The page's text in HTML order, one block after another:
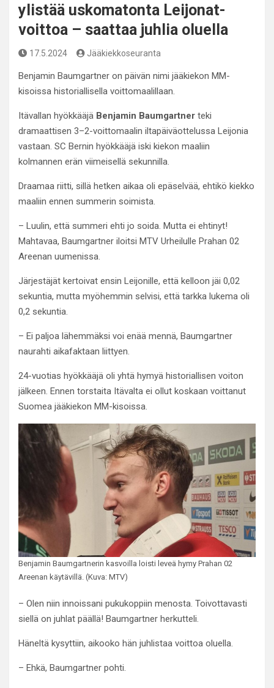
ylistää uskomatonta Leijonat-
voittoa – saattaa juhlia oluella
17.5.2024 Jääkiekkoseuranta
Benjamin Baumgartner on päivän nimi jääkiekon MM-
kisoissa historiallisella voittomaalillaan.
Itävallan hyökkääjä Benjamin Baumgartner teki
dramaattisen 3–2-voittomaalin iltapäiväottelussa Leijonia
vastaan. SC Bernin hyökkääjä iski kiekon maaliin
kolmannen erän viimeisellä sekunnilla.
Draamaa riitti, sillä hetken aikaa oli epäselvää, ehtikö kiekko
maaliin ennen summerin soimista.
– Luulin, että summeri ehti jo soida. Mutta ei ehtinyt!
Mahtavaa, Baumgartner iloitsi MTV Urheilulle Prahan 02
Areenan uumenissa.
Järjestäjät kertoivat ensin Leijonille, että kelloon jäi 0,02
sekuntia, mutta myöhemmin selvisi, että tarkka lukema oli
0,2 sekuntia.
– Ei paljoa lähemmäksi voi enää mennä, Baumgartner
naurahti aikafaktaan liittyen.
24-vuotias hyökkääjä oli yhtä hymyä historiallisen voiton
jälkeen. Ennen torstaita Itävalta ei ollut koskaan voittanut
Suomea jääkiekon MM-kisoissa.
Benjamin Baumgartnerin kasvoilla loisti leveä hymy Prahan 02
Areenan käytävillä. (Kuva: MTV)
– Olen niin innoissani pukukoppiin menosta. Toivottavasti
siellä on juhlat päällä! Baumgartner herkutteli.
Häneltä kysyttiin, aikooko hän juhlistaa voittoa oluella.
– Ehkä, Baumgartner pohti.